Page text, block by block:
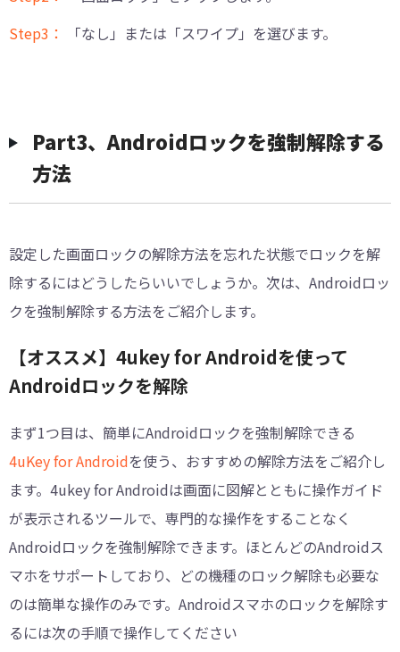
Step3：
「なし」または「スワイプ」を選びます。
Part3、Androidロックを強制解除する
方法
設定した画面ロックの解除方法を忘れた状態でロックを解
除するにはどうしたらいいでしょうか。次は、Androidロッ
クを強制解除する方法をご紹介します。
【オススメ】4ukey for Androidを使って
Androidロックを解除
まず1つ目は、簡単にAndroidロックを強制解除できる
4uKey for Androidを使う、おすすめの解除方法をご紹介し
ます。4ukey for Androidは画面に図解とともに操作ガイド
が表示されるツールで、専門的な操作をすることなく
Androidロックを強制解除できます。ほとんどのAndroidス
マホをサポートしており、どの機種のロック解除も必要な
のは簡単な操作のみです。Androidスマホのロックを解除す
るには次の手順で操作してください